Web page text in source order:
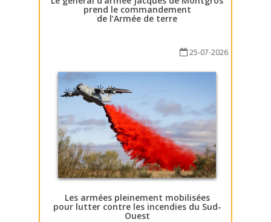
prend le commandement
de l’Armée de terre
25-07-2026
Les armées pleinement mobilisées
pour lutter contre les incendies du Sud-
Ouest